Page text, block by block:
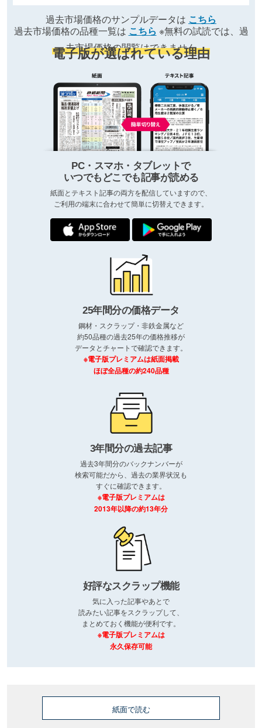
過去市場価格のサンプルデータは こちら
過去市場価格の品種一覧は こちら ※無料の試読では、過
去市場価格の閲覧はできません
電子版が選ばれている理由
PC・スマホ・タブレットで
いつでもどこでも記事が読める
紙面とテキスト記事の両方を配信していますので、
ご利用の端末に合わせて簡単に切替えできます。
25年間分の価格データ
鋼材・スクラップ・非鉄金属など
約50品種の過去25年の価格推移が
データとチャートで確認できます。
※電子版プレミアムは紙面掲載
ほぼ全品種の約240品種
3年間分の過去記事
過去3年間分のバックナンバーが
検索可能だから、過去の業界状況も
すぐに確認できます。
※電子版プレミアムは
2013年以降の約13年分
好評なスクラップ機能
気に入った記事やあとで
読みたい記事をスクラップして、
まとめておく機能が便利です。
※電子版プレミアムは
永久保存可能
紙面で読む